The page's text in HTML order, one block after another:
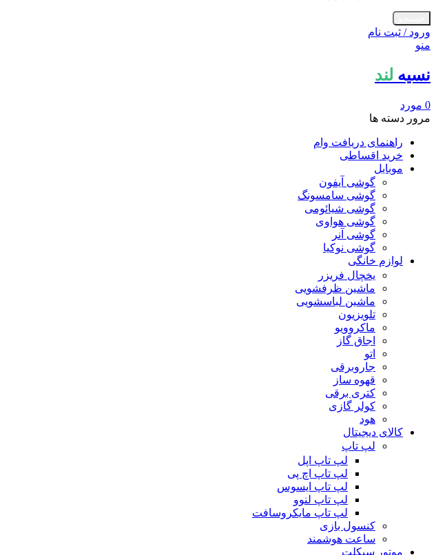
ورود / ثبت نام
منو
نسیه لند
0 مورد
مرور دسته ها
راهنمای دریافت وام
خرید اقساطی
موبایل
گوشی آیفون
گوشی سامسونگ
گوشی شیائومی
گوشی هواوی
گوشی آنر
گوشی نوکیا
لوازم خانگی
یخچال فریزر
ماشین ظرفشویی
ماشین لباسشویی
تلویزیون
ماکروویو
اجاق گاز
اتو
جاروبرقی
قهوه ساز
کتری برقی
کولر گازی
هود
کالای دیجیتال
لپ تاپ
لپ تاپ اپل
لپ تاپ اچ پی
لپ تاپ ایسوس
لپ تاپ لنوو
لپ تاپ مایکروسافت
کنسول بازی
ساعت هوشمند
موتور سیکلت